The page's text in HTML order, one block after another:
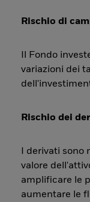
Rischio di
Il Fondo
variazioni dei
Rischio dei
I derivati sono
valore
amplificare le
aumentare le